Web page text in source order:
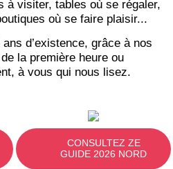
à visiter, tables où se régaler,
où se faire plaisir...
d’existence, grâce à nos
la première heure ou
à vous qui nous lisez.
CONSULTEZ ZE
GUIDE 2026 NORD